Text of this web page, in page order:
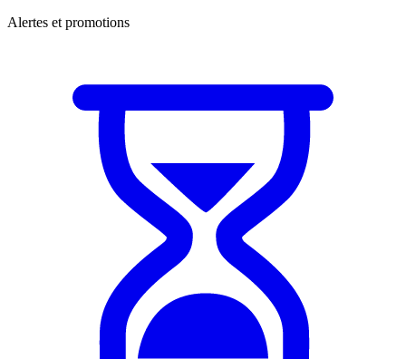
Alertes et promotions